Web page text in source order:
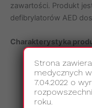
zawartości. Produkt
defibrylatorów AED
Charakterystyka
Wymiary: 35 x
Materiał:
kolor biały
Okienko
Strona
medycznych
7.04.2022 o
roku.